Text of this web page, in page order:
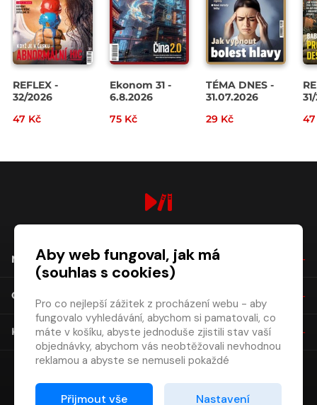
REFLEX -
32/2026
47 Kč
Ekonom 31 -
6.8.2026
75 Kč
TÉMA DNES -
31.07.2026
29 Kč
NÁKUP
O SPOLEČNOSTI
KONTAKT
Aby web fungoval, jak má
(souhlas s cookies)
Pro co nejlepší zážitek z procházení webu - aby
fungovalo vyhledávání, abychom si pamatovali, co
máte v košíku, abyste jednoduše zjistili stav vaší
objednávky, abychom vás neobtěžovali nevhodnou
reklamou a abyste se nemuseli pokaždé
Proto od vás potřebujeme souhlas se
Přijmout vše Nastavení